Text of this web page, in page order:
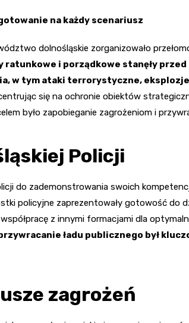
na każdy scenariusz
dolnośląskie zorganizowało
ratunkowe i porządkowe stanęły przed
w tym ataki terrorystyczne,
się na ochronie obiektów
było zapobieganie zagrożeniom i
Policji
do zademonstrowania swoich
policyjne zaprezentowały gotowość do
z innymi formacjami dla
ładu publicznego był
zagrożeń